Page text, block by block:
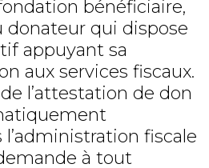
bénéficiaire,
donateur qui dispose
appuyant sa
aux services fiscaux.
l’attestation de don
fiscale
à tout